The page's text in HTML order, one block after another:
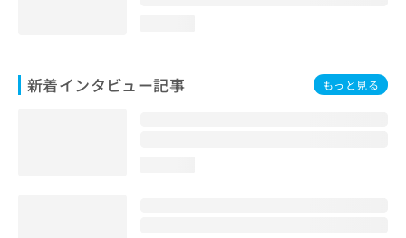
新着インタビュー記事 もっと見る